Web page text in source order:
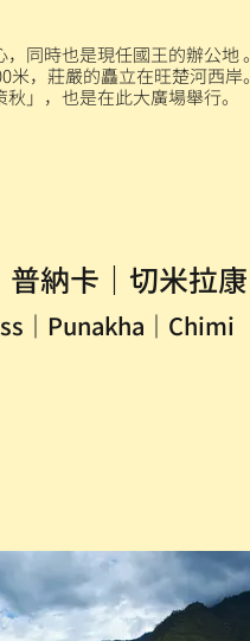
同時也是現任國王的辦公地 。
，莊嚴的矗立在旺楚河西岸。
」，也是在此大廣場舉行。
納卡｜切米拉康
｜Punakha｜Chimi